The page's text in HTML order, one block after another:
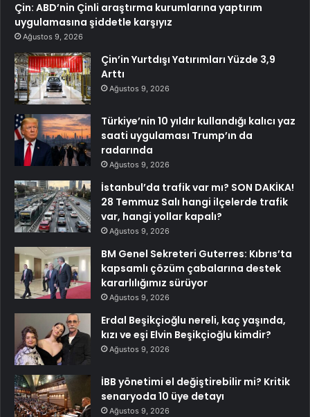
Çin: ABD’nin Çinli araştırma kurumlarına yaptırım
uygulamasına şiddetle karşıyız
Ağustos 9, 2026
Çin’in Yurtdışı Yatırımları Yüzde 3,9
Arttı
Ağustos 9, 2026
Türkiye’nin 10 yıldır kullandığı kalıcı yaz
saati uygulaması Trump’ın da
radarında
Ağustos 9, 2026
İstanbul’da trafik var mı? SON DAKİKA!
28 Temmuz Salı hangi ilçelerde trafik
var, hangi yollar kapalı?
Ağustos 9, 2026
BM Genel Sekreteri Guterres: Kıbrıs’ta
kapsamlı çözüm çabalarına destek
kararlılığımız sürüyor
Ağustos 9, 2026
Erdal Beşikçioğlu nereli, kaç yaşında,
kızı ve eşi Elvin Beşikçioğlu kimdir?
Ağustos 9, 2026
İBB yönetimi el değiştirebilir mi? Kritik
senaryoda 10 üye detayı
Ağustos 9, 2026